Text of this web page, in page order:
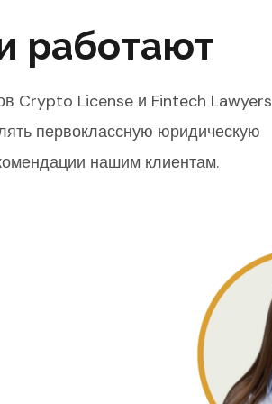
работают
Crypto License и Fintech Lawyers
первоклассную юридическую
нашим клиентам.